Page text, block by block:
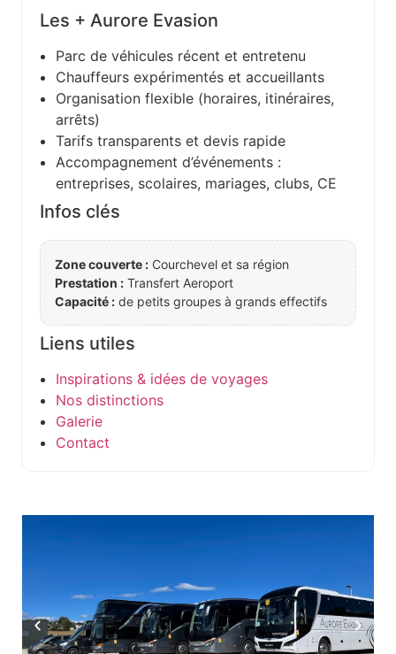
Les + Aurore Evasion
Parc de véhicules récent et entretenu
Chauffeurs expérimentés et accueillants
Organisation flexible (horaires, itinéraires,
arrêts)
Tarifs transparents et devis rapide
Accompagnement d’événements :
entreprises, scolaires, mariages, clubs, CE
Infos clés
Zone couverte : Courchevel et sa région
Prestation : Transfert Aeroport
Capacité : de petits groupes à grands effectifs
Liens utiles
Inspirations & idées de voyages
Nos distinctions
Galerie
Contact